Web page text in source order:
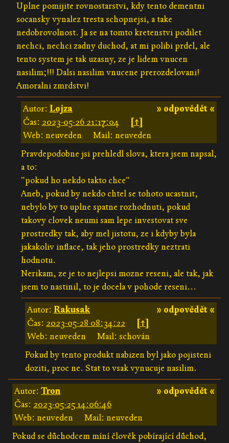
Uplne pomijite rovnostarstvi, kdy tento dementni
socansky vynalez tresta schopnejsi, a take
nedobrovolnost. Ja se na tomto kretenstvi podilet
nechci, nechci zadny duchod, at mi polibi prdel, ale
tento system je tak uzasny, ze je lidem vnucen
nasilim;!!! Dalsi nasilim vnucene prerozdelovani!
Amoralni zmrdstvi!
» odpovědět «
Autor: Lojza
Čas: 2023-05-26 21:17:04
[↑]
Web: neuveden
Mail: neuveden
Pravdepodobne jsi prehledl slova, ktera jsem napsal,
a to:
"pokud ho nekdo takto chce"
Aneb, pokud by nekdo chtel se tohoto ucastnit,
nebylo by to uplne spatne rozhodnuti, pokud
takovy clovek neumi sam lepe investovat sve
prostredky tak, aby mel jistotu, ze i kdyby byla
jakakoliv inflace, tak jeho prostredky neztrati
hodnotu.
Nerikam, ze je to nejlepsi mozne reseni, ale tak, jak
jsem to nastinil, to je docela v pohode reseni...
» odpovědět «
Autor: Rakusak
Čas: 2023-05-28 08:34:22
[↑]
Web: neuveden
Mail: schován
Pokud by tento produkt nabizen byl jako pojisteni
doziti, proc ne. Stat to vsak vynucuje nasilim.
» odpovědět «
Autor: Tron
Čas: 2023-05-25 14:06:46
Web: neuveden
Mail: neuveden
Pokud se důchodcem míní člověk pobírající důchod,